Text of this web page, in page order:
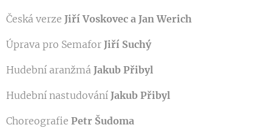
Česká verze Jiří Voskovec a Jan Werich
Úprava pro Semafor Jiří Suchý
Hudební aranžmá Jakub Přibyl
Hudební nastudování Jakub Přibyl
Choreografie Petr Šudoma